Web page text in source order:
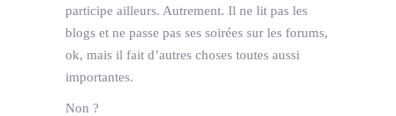
participe ailleurs. Autrement. Il ne lit pas les
blogs et ne passe pas ses soirées sur les forums,
ok, mais il fait d’autres choses toutes aussi
importantes.
Non ?